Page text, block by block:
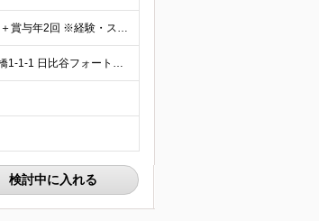
＼平均年収786万円！中央値は773万円！／ ◆月給 33.4万円～54.8万円＋賞与年2回 ※経験・スキルを考慮の上、優遇いたします ※上記金額には固定残業手当24～39時間分（6.4万円～14
＼転勤なし！駅チカオフィス／ 【日比谷本社オフィス】 東京都港区西新橋1-1-1 日比谷フォートタワー26階 (変更の範囲)上記を除く当社関連勤務地
検討中に入れる